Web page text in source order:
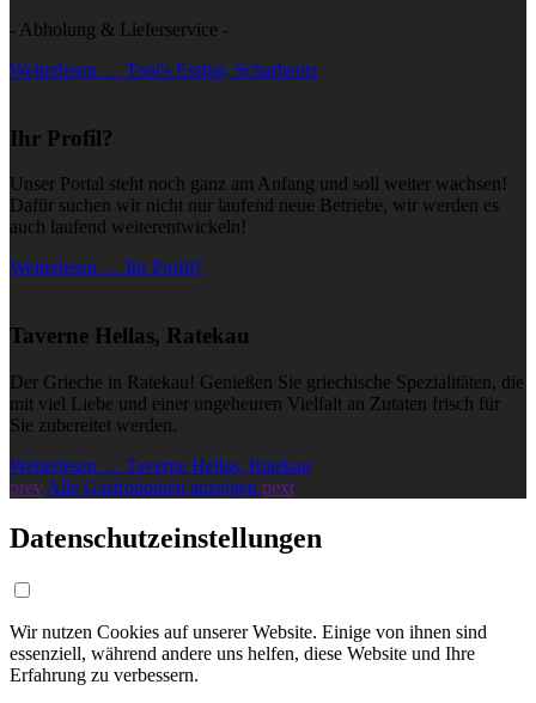
- Abholung & Lieferservice -
Weiterlesen … Toni's Essbar, Scharbeutz
Ihr Profil?
Unser Portal steht noch ganz am Anfang und soll weiter wachsen!
Dafür suchen wir nicht nur laufend neue Betriebe, wir werden es
auch laufend weiterentwickeln!
Weiterlesen … Ihr Profil?
Taverne Hellas, Ratekau
Der Grieche in Ratekau! Genießen Sie griechische Spezialitäten, die
mit viel Liebe und einer ungeheuren Vielfalt an Zutaten frisch für
Sie zubereitet werden.
Weiterlesen … Taverne Hellas, Ratekau
prev Alle Gastronomen anzeigen next
Datenschutzeinstellungen
Wir nutzen Cookies auf unserer Website. Einige von ihnen sind
essenziell, während andere uns helfen, diese Website und Ihre
Erfahrung zu verbessern.